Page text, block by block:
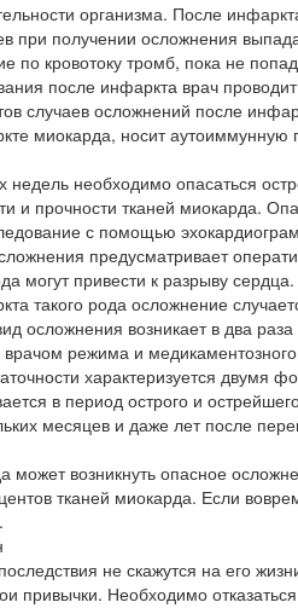
организма. После
при получении осложнения
по кровотоку тромб, пока не
после инфаркта врач
случаев осложнений после
миокарда, носит
недель необходимо опасаться
и прочности тканей миокарда.
с помощью
предусматривает
могут привести к разрыву
такого рода осложнение
осложнения возникает в два
режима и
характеризуется
в период острого и
месяцев и даже лет после
возникнуть опасное
тканей миокарда. Если
не скажутся на его
привычки. Необходимо